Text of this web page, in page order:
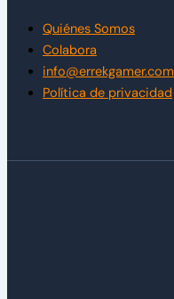
Quiénes Somos
Colabora
info@errekgamer.com
Política de privacidad